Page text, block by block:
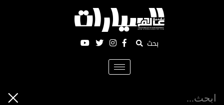
بحث
Toggle
navigation